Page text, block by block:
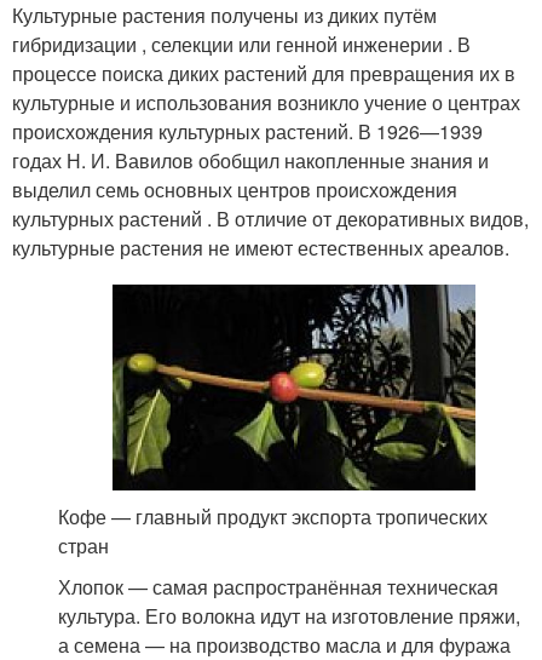
Культурные растения получены из диких путём
гибридизации , селекции или генной инженерии . В
процессе поиска диких растений для превращения их в
культурные и использования возникло учение о центрах
происхождения культурных растений. В 1926—1939
годах Н. И. Вавилов обобщил накопленные знания и
выделил семь основных центров происхождения
культурных растений . В отличие от декоративных видов,
культурные растения не имеют естественных ареалов.
Кофе — главный продукт экспорта тропических
стран
Хлопок — самая распространённая техническая
культура. Его волокна идут на изготовление пряжи,
а семена — на производство масла и для фуража